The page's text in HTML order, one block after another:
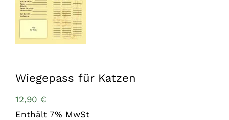
Wiegepass für Katzen
12,90 €
Enthält 7% MwSt